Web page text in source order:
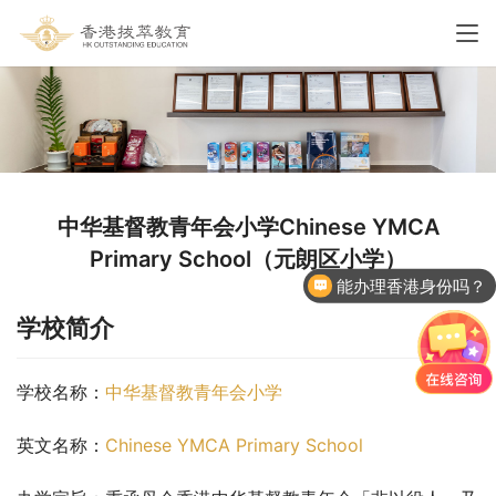
中华基督教青年会小学Chinese YMCA
Primary School（元朗区小学）
学校简介
学校名称： 中华基督教青年会小学
英文名称： Chinese YMCA Primary School
能办理香港身份吗？